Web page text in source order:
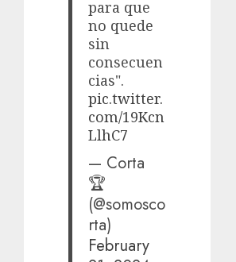
para que
no quede
sin
consecuen
cias".
pic.twitter.
com/19Kcn
LlhC7
— Corta
🏆
(@somosco
rta)
February